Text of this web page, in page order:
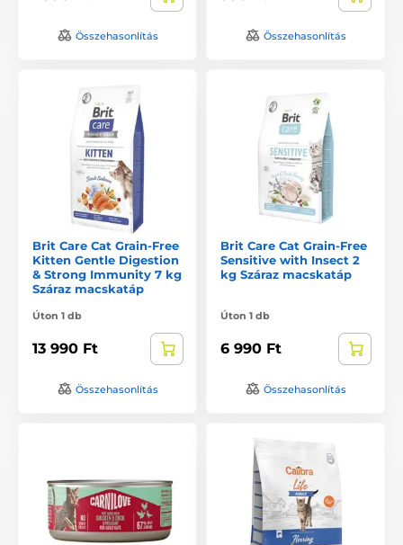
Összehasonlítás Összehasonlítás
Brit Care Cat Grain-Free
Kitten Gentle Digestion
& Strong Immunity 7 kg
Száraz macskatáp
Úton 1 db
13 990 Ft
Összehasonlítás
Brit Care Cat Grain-Free
Sensitive with Insect 2
kg Száraz macskatáp
Úton 1 db
6 990 Ft
Összehasonlítás